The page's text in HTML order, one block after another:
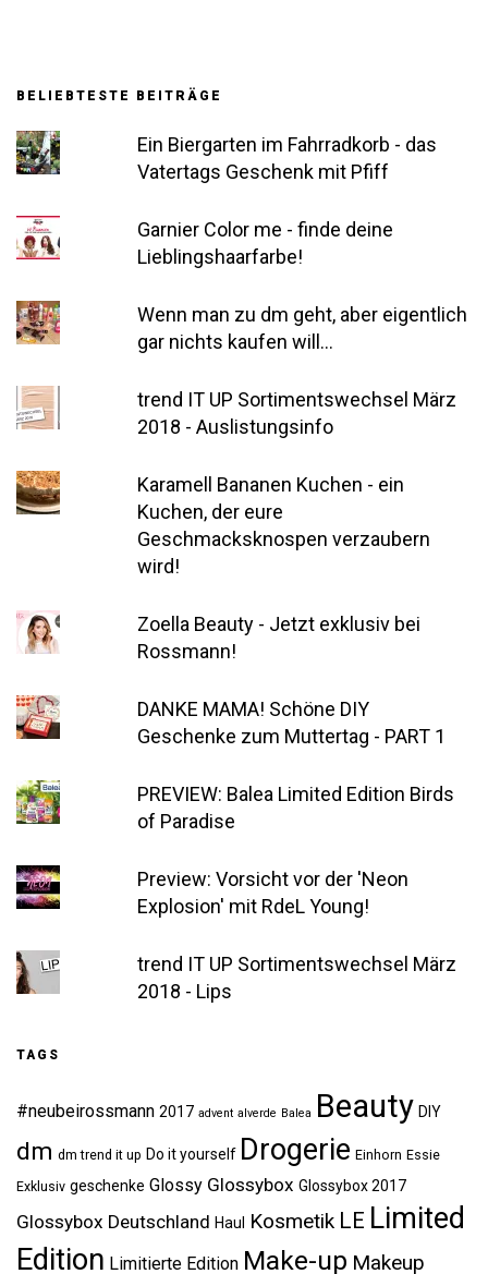
BELIEBTESTE BEITRÄGE
Ein Biergarten im Fahrradkorb - das
Vatertags Geschenk mit Pfiff
Garnier Color me - finde deine
Lieblingshaarfarbe!
Wenn man zu dm geht, aber eigentlich
gar nichts kaufen will...
trend IT UP Sortimentswechsel März
2018 - Auslistungsinfo
Karamell Bananen Kuchen - ein
Kuchen, der eure
Geschmacksknospen verzaubern
wird!
Zoella Beauty - Jetzt exklusiv bei
Rossmann!
DANKE MAMA! Schöne DIY
Geschenke zum Muttertag - PART 1
PREVIEW: Balea Limited Edition Birds
of Paradise
Preview: Vorsicht vor der 'Neon
Explosion' mit RdeL Young!
trend IT UP Sortimentswechsel März
2018 - Lips
TAGS
#neubeirossmann 2017 advent alverde Balea Beauty DIY
dm dm trend it up Do it yourself Drogerie Einhorn Essie
Exklusiv geschenke Glossy Glossybox Glossybox 2017
Glossybox Deutschland Haul Kosmetik LE Limited
Edition Limitierte Edition Make-up Makeup